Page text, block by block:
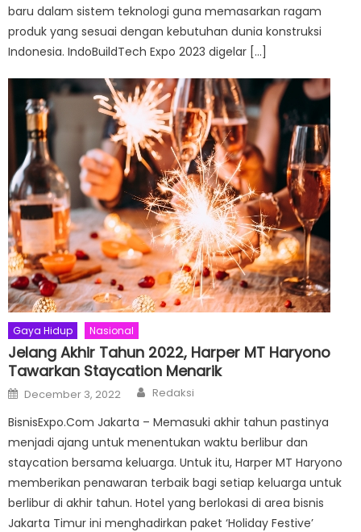
baru dalam sistem teknologi guna memasarkan ragam
produk yang sesuai dengan kebutuhan dunia konstruksi
Indonesia. IndoBuildTech Expo 2023 digelar […]
Gaya Hidup Nasional
Jelang Akhir Tahun 2022, Harper MT Haryono
Tawarkan Staycation Menarik
Posted
on
December 3, 2022 Author
Redaksi
BisnisExpo.Com Jakarta – Memasuki akhir tahun pastinya
menjadi ajang untuk menentukan waktu berlibur dan
staycation bersama keluarga. Untuk itu, Harper MT Haryono
memberikan penawaran terbaik bagi setiap keluarga untuk
berlibur di akhir tahun. Hotel yang berlokasi di area bisnis
Jakarta Timur ini menghadirkan paket ‘Holiday Festive’